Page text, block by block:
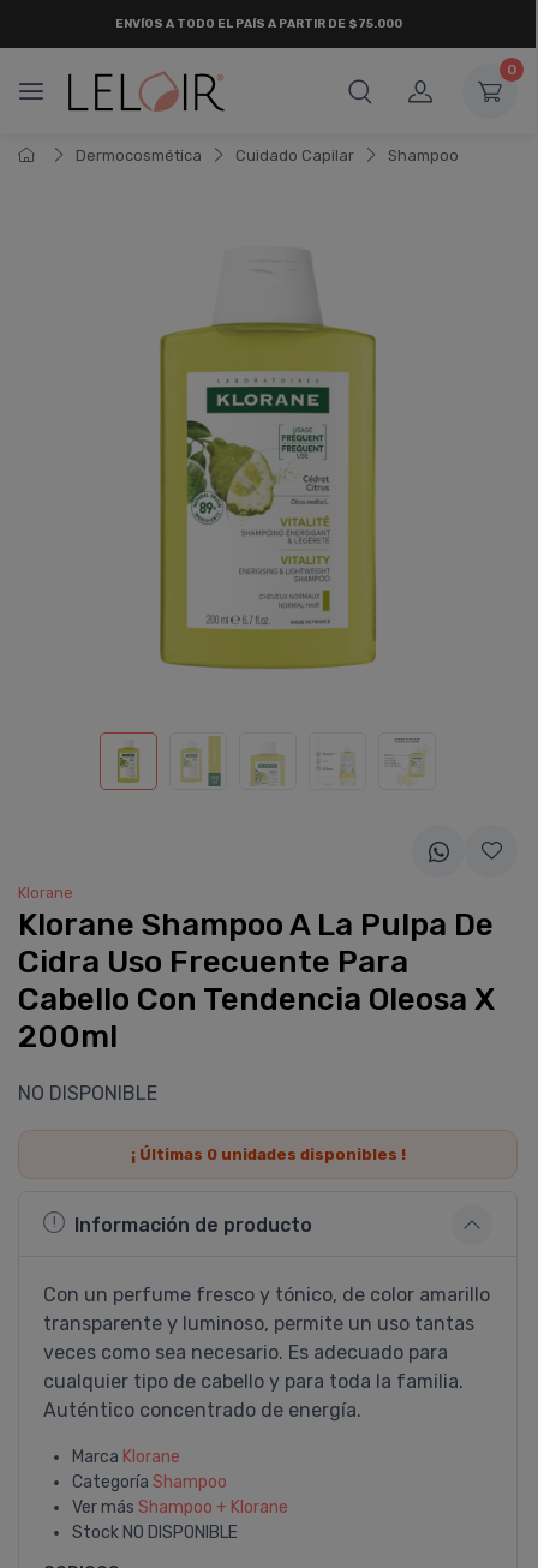
ENVÍOS A TODO EL PAÍS A PARTIR DE $75.000
0
Dermocosmética Cuidado Capilar Shampoo
Klorane
Klorane Shampoo A La Pulpa De
Cidra Uso Frecuente Para
Cabello Con Tendencia Oleosa X
200ml
NO DISPONIBLE
¡ Últimas 0unidades disponibles !
Información de producto
Con un perfume fresco y tónico, de color amarillo
transparente y luminoso, permite un uso tantas
veces como sea necesario. Es adecuado para
cualquier tipo de cabello y para toda la familia.
Auténtico concentrado de energí­a.
Marca Klorane
Categoría Shampoo
Ver más Shampoo + Klorane
Stock NO DISPONIBLE